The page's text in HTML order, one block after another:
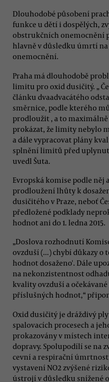
Dlouhodobé působení
funkce u dětí i dospělých,
obstrukčních onemocnění
hlavně v důsledku úmrtí
onemocnění.
Praha má dlouhodobě
limitu pro oxid dusičitý. „
článku dvaadvacátého
směrnice, podle kterého
prodloužit , a to maximálně
prokázat, že limity nebylo
a dále vypracovat plány
splnění limitů před
uvedl Šuta.
Evropská komise podle
prodloužení lhůty k
dusičitého v Praze, neboť
předložené podklady
hodnot ani do 1. ledna 2015.
„Doslova rozhodnutí
ovzduší (...) chybí důkazy o
hodnot dosaženo'. Dále
na nekonzistentnost
kvality ovzduší a
příslušných hodnot,“
Oxid dusičitý je dráždivý
spalovacích procesech a
prokazovány v místech
dopravy. Spolupodílí se na
cevní a respirační
vystavení NO2 zvýšené
ústrojí v důsledku snížené